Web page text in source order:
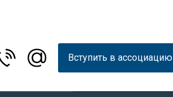
Вступить в ассоциацию